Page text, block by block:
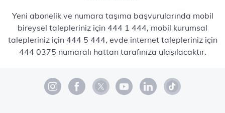
Yeni abonelik ve numara taşıma başvurularında mobil
bireysel talepleriniz için 444 1 444, mobil kurumsal
talepleriniz için 444 5 444, evde internet talepleriniz için
444 0375 numaralı hattan tarafınıza ulaşılacaktır.